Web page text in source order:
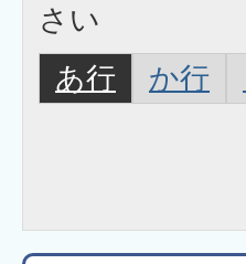
さい
あ行
か行